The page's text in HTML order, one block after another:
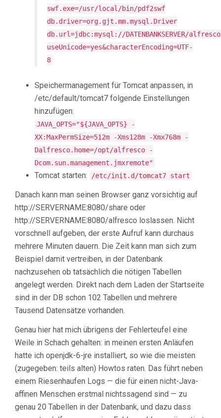
swf.exe=/usr/local/bin/pdf2swf
db.driver=org.gjt.mm.mysql.Driver
db.url=jdbc:mysql://DATENBANKSERVER/
useUnicode=yes&characterEncoding=UTF-
8
Speichermanagement für Tomcat anpassen, in
/etc/default/tomcat7 folgende Einstellungen
hinzufügen:
JAVA_OPTS="${JAVA_OPTS} -
XX:MaxPermSize=512m -Xms128m -Xmx768m -
Dalfresco.home=/opt/alfresco -
Dcom.sun.management.jmxremote"
Tomcat starten: /etc/init.d/tomcat7 start
Danach kann man seinen Browser ganz vorsichtig auf
http://SERVERNAME:8080/share oder
http://SERVERNAME:8080/alfresco loslassen. Nicht
vorschnell aufgeben, der erste Aufruf kann durchaus
mehrere Minuten dauern. Die Zeit kann man sich zum
Beispiel damit vertreiben, in der Datenbank
nachzusehen ob tatsächlich die nötigen Tabellen
angelegt werden. Direkt nach dem Laden der Startseite
sind in der DB schon 102 Tabellen und mehrere
Tausend Datensätze vorhanden.
Genau hier hat mich übrigens der Fehlerteufel eine
Weile in Schach gehalten: in meinen ersten Anläufen
hatte ich openjdk-6-jre installiert, so wie die meisten
(zugegeben: teils alten) Howtos raten. Das führt neben
einem Riesenhaufen Logs — die für einen nicht-Java-
affinen Menschen erstmal nichtssagend sind — zu
genau 20 Tabellen in der Datenbank, und dazu dass